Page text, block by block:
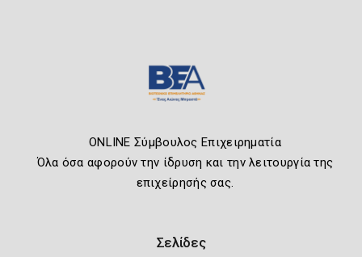
ONLINE Σύμβουλος Επιχειρηματία
Όλα όσα αφορούν την ίδρυση και την λειτουργία της
επιχείρησής σας.
Σελίδες